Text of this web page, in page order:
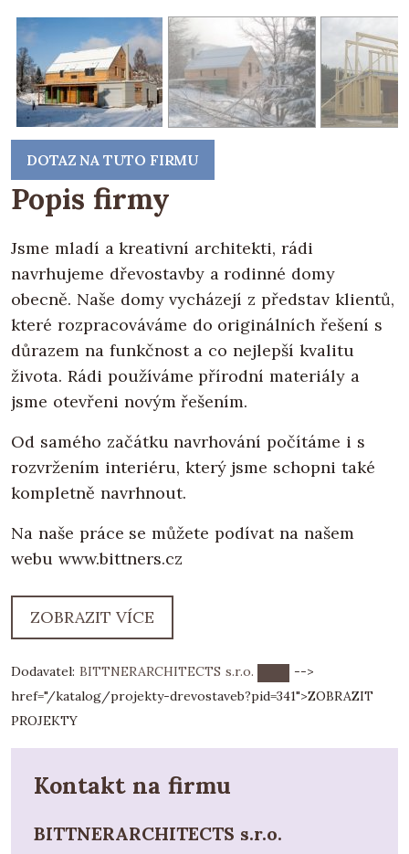
DOTAZ NA TUTO FIRMU
Popis firmy
Jsme mladí a kreativní architekti, rádi
navrhujeme dřevostavby a rodinné domy
obecně. Naše domy vycházejí z představ klientů,
které rozpracováváme do originálních řešení s
důrazem na funkčnost a co nejlepší kvalitu
života. Rádi používáme přírodní materiály a
jsme otevřeni novým řešením.
Od samého začátku navrhování počítáme i s
rozvržením interiéru, který jsme schopni také
kompletně navrhnout.
Na naše práce se můžete podívat na našem
webu www.bittners.cz
ZOBRAZIT VÍCE
Dodavatel: BITTNERARCHITECTS s.r.o.
-->
href="/katalog/projekty-drevostaveb?pid=341">ZOBRAZIT
PROJEKTY
Kontakt na firmu
BITTNERARCHITECTS s.r.o.